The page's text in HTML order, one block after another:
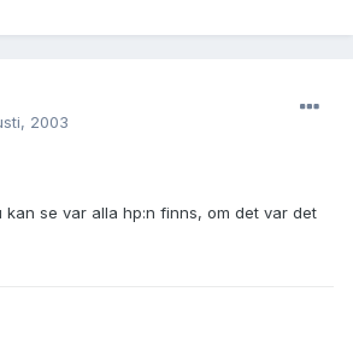
2003
se var alla hp:n finns, om det var det